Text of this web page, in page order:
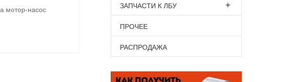
мотор-насос
ЗАПЧАСТИ К ЛБУ
ПРОЧЕЕ
РАСПРОДАЖА